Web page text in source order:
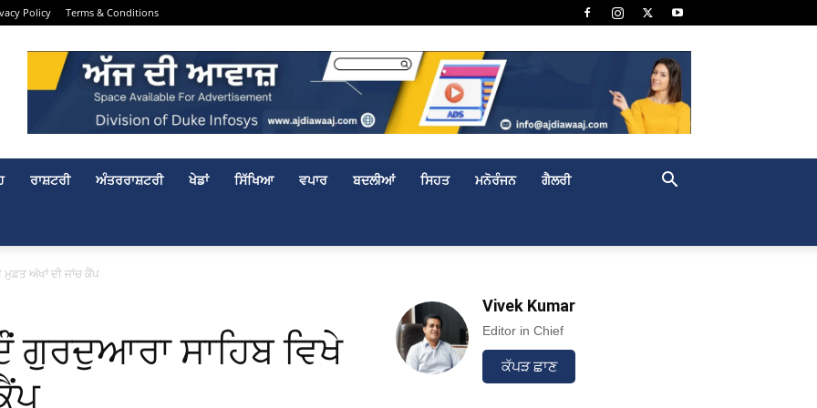
Policy Terms & Conditions
ਰਾਸ਼ਟਰੀ ਅੰਤਰਰਾਸ਼ਟਰੀ ਖੇਡਾਂ ਸਿੱਖਿਆ ਵਪਾਰ ਬਦਲੀਆਂ ਸਿਹਤ ਮਨੋਰੰਜਨ ਗੈਲਰੀ
ਮੁਫ਼ਤ ਅੱਖਾਂ ਦੀ ਜਾਂਚ ਕੈਂਪ
ਗੁਰਦੁਆਰਾ ਸਾਹਿਬ ਵਿਖੇ
Vivek Kumar
Editor in Chief
ਕੱਪੜ ਛਾਣ